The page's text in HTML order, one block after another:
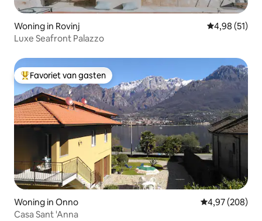
Woning in Rovinj Gemiddelde
4,98 (51)
Luxe Seafront Palazzo
Topfavoriet van gasten
Favoriet van gasten
Woning in Onno Gemiddelde
4,97 (208)
Casa Sant 'Anna